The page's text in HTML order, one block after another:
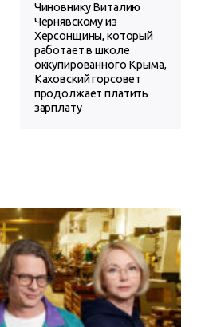
Чиновнику Виталию
Чернявскому из
Херсонщины, который
работает в школе
оккупированного Крыма,
Каховский горсовет
продолжает платить
зарплату